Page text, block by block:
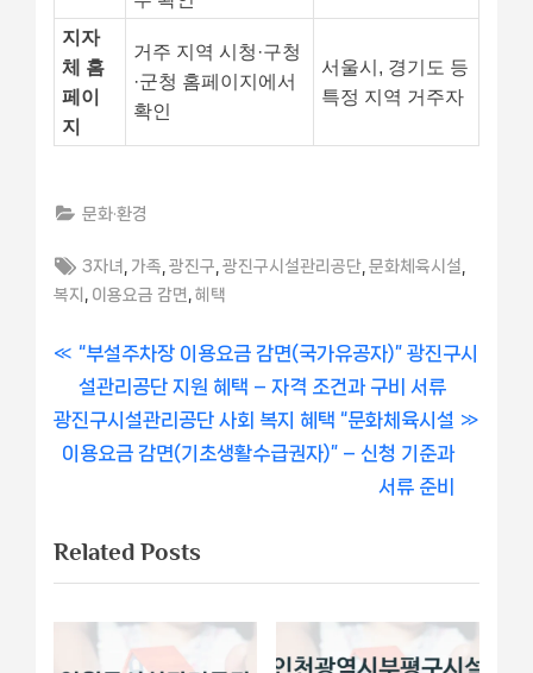
지자
체 홈
페이
지
거주 지역 시청·구청
·군청 홈페이지에서
확인
서울시, 경기도 등
특정 지역 거주자
문화·환경
Tags:
3자녀 가족 ,광진구 ,광진구시설관리공단 ,문화체육시설
복지
이용요금 감면 혜택
글
내
비
이
P
r
e
v
u
s
P
“부설주차장 이용요금 감면(국가유공자)” 광진구시
설관리공단 지원 혜택 – 자격 조건과 구비 서류
N
e
P
o
광진구시설관리공단 사회 복지 혜택 “문화체육시설
이용요금 감면(기초생활수급권자)” – 신청 기준과
서류 준비
Related Posts